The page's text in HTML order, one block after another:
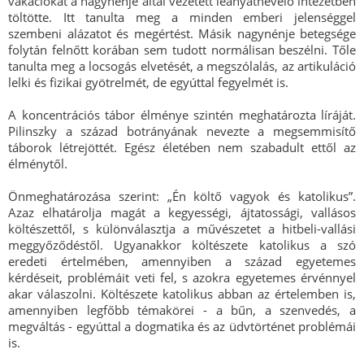
töltötte. Itt tanulta meg a minden emberi jelenséggel
szembeni alázatot és megértést. Másik nagynénje betegsége
folytán felnőtt korában sem tudott normálisan beszélni. Tőle
tanulta meg a locsogás elvetését, a megszólalás, az artikuláció
lelki és fizikai gyötrelmét, de egyúttal fegyelmét is.
A koncentrációs tábor élménye szintén meghatározta líráját.
Pilinszky a század botrányának nevezte a megsemmisítő
táborok létrejöttét. Egész életében nem szabadult ettől az
élménytől.
Önmeghatározása szerint: „Én költő vagyok és katolikus”.
Azaz elhatárolja magát a kegyességi, ájtatossági, vallásos
költészettől, s különválasztja a művészetet a hitbeli-vallási
meggyőződéstől. Ugyanakkor költészete katolikus a szó
eredeti értelmében, amennyiben a század egyetemes
kérdéseit, problémáit veti fel, s azokra egyetemes érvénnyel
akar válaszolni. Költészete katolikus abban az értelemben is,
amennyiben legfőbb témakörei - a bűn, a szenvedés, a
megváltás - egyúttal a dogmatika és az üdvtörténet problémái
is.